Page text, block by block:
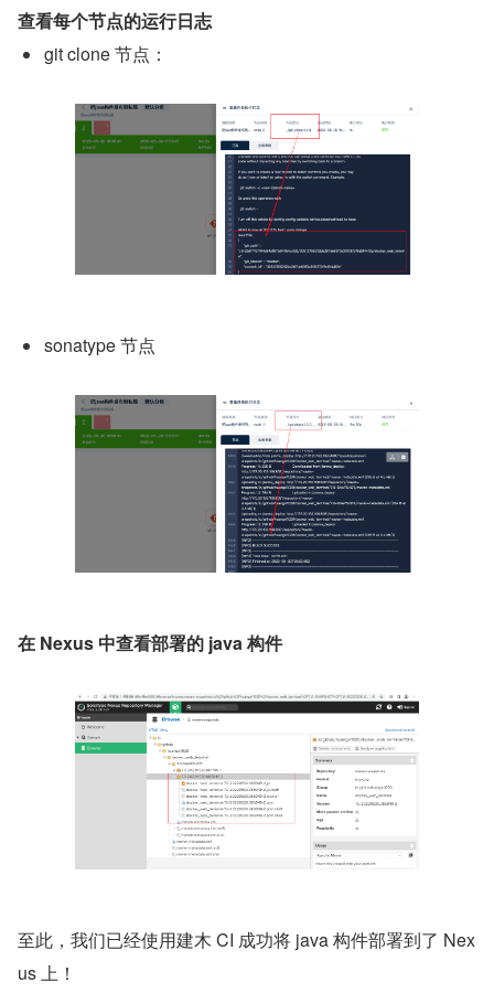
查看每个节点的运行日志
git clone 节点：
sonatype 节点
在 Nexus 中查看部署的 java 构件
至此，我们已经使用建木 CI 成功将 java 构件部署到了 Nex
us 上！